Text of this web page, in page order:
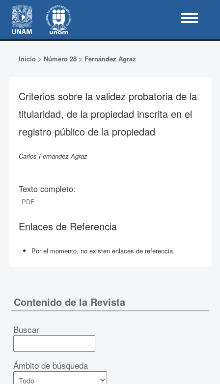
Inicio> Número 28> Fernández Agraz
Criterios sobre la validez probatoria de la
titularidad, de la propiedad inscrita en el
registro público de la propiedad
Carlos Fernández Agraz
Texto completo:
PDF
Enlaces de Referencia
Por el momento, no existen enlaces de referencia
Contenido de la Revista
Buscar
Ámbito de búsqueda